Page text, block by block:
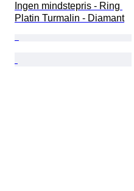
Ingen mindstepris - Ring
Platin Turmalin - Diamant